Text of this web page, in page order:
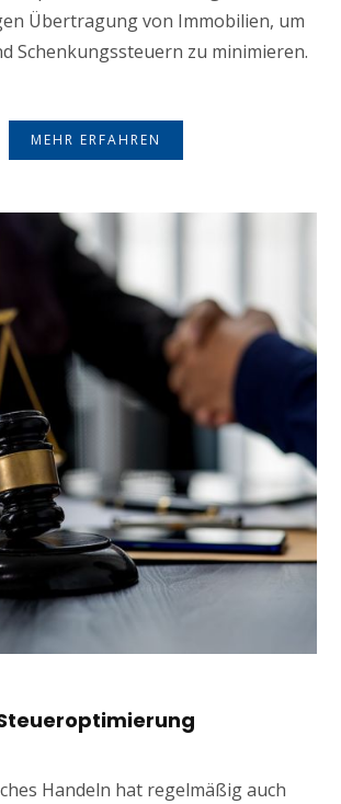
Übertragung von Immobilien, um
Schenkungssteuern zu minimieren.
MEHR ERFAHREN
Handeln hat regelmäßig auch